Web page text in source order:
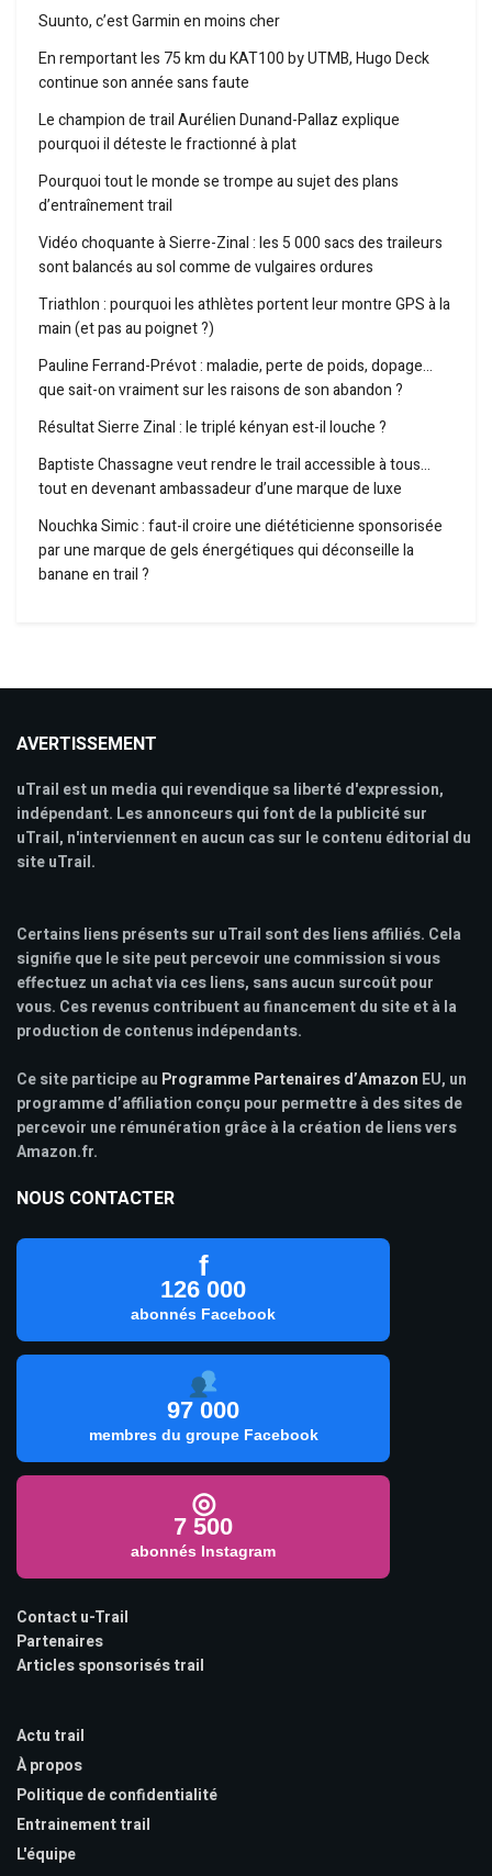
Suunto, c’est Garmin en moins cher
En remportant les 75 km du KAT100 by UTMB, Hugo Deck
continue son année sans faute
Le champion de trail Aurélien Dunand-Pallaz explique
pourquoi il déteste le fractionné à plat
Pourquoi tout le monde se trompe au sujet des plans
d’entraînement trail
Vidéo choquante à Sierre-Zinal : les 5 000 sacs des traileurs
sont balancés au sol comme de vulgaires ordures
Triathlon : pourquoi les athlètes portent leur montre GPS à la
main (et pas au poignet ?)
Pauline Ferrand-Prévot : maladie, perte de poids, dopage…
que sait-on vraiment sur les raisons de son abandon ?
Résultat Sierre Zinal : le triplé kényan est-il louche ?
Baptiste Chassagne veut rendre le trail accessible à tous…
tout en devenant ambassadeur d’une marque de luxe
Nouchka Simic : faut-il croire une diététicienne sponsorisée
par une marque de gels énergétiques qui déconseille la
banane en trail ?
AVERTISSEMENT
uTrail est un media qui revendique sa liberté d'expression,
indépendant. Les annonceurs qui font de la publicité sur
uTrail, n'interviennent en aucun cas sur le contenu éditorial du
site uTrail.
Certains liens présents sur uTrail sont des liens affiliés. Cela
signifie que le site peut percevoir une commission si vous
effectuez un achat via ces liens, sans aucun surcoût pour
vous. Ces revenus contribuent au financement du site et à la
production de contenus indépendants.
Ce site participe au Programme Partenaires d’Amazon EU, un
programme d’affiliation conçu pour permettre à des sites de
percevoir une rémunération grâce à la création de liens vers
Amazon.fr.
NOUS CONTACTER
f
126 000
abonnés Facebook
97 000
membres du groupe Facebook
◎
7 500
abonnés Instagram
Contact u-Trail
Partenaires
Articles sponsorisés trail
Actu trail
À propos
Politique de confidentialité
Entrainement trail
L'équipe